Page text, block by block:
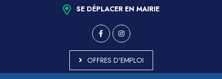
SE DÉPLACER EN MAIRIE
OFFRES D'EMPLOI